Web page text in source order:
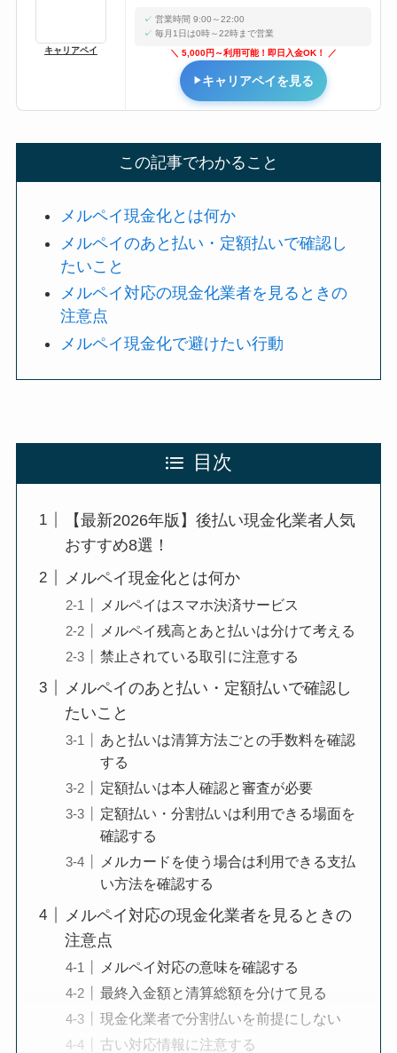
キャリアペイ
営業時間 9:00～22:00
毎月1日は0時～22時まで営業
5,000円～利用可能！即日入金OK！
キャリアペイを見る
この記事でわかること
メルペイ現金化とは何か
メルペイのあと払い・定額払いで確認し
たいこと
メルペイ対応の現金化業者を見るときの
注意点
メルペイ現金化で避けたい行動
目次
【最新2026年版】後払い現金化業者人気
おすすめ8選！
メルペイ現金化とは何か
メルペイはスマホ決済サービス
メルペイ残高とあと払いは分けて考える
禁止されている取引に注意する
メルペイのあと払い・定額払いで確認し
たいこと
あと払いは清算方法ごとの手数料を確認
する
定額払いは本人確認と審査が必要
定額払い・分割払いは利用できる場面を
確認する
メルカードを使う場合は利用できる支払
い方法を確認する
メルペイ対応の現金化業者を見るときの
注意点
メルペイ対応の意味を確認する
最終入金額と清算総額を分けて見る
現金化業者で分割払いを前提にしない
古い対応情報に注意する